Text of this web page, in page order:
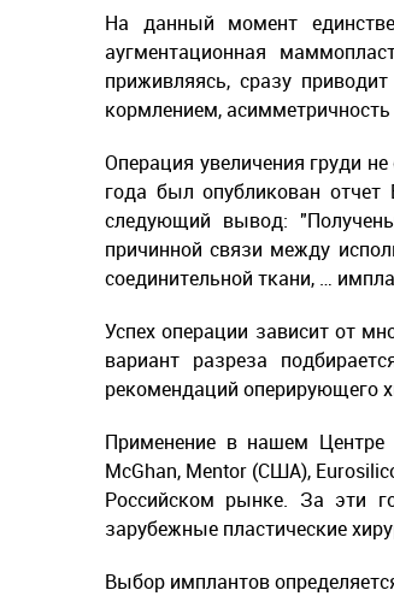
На данный момент
аугментационная
приживляясь, сразу
кормлением,
Операция увеличения груди
года был опубликован отчет
следующий вывод: "Получены
причинной связи между
соединительной ткани, …
Успех операции зависит от
вариант разреза
рекомендаций оперирующего
Применение в нашем Центре
McGhan, Mentor (США),
Российском рынке. За эти
зарубежные пластические
Выбор имплантов